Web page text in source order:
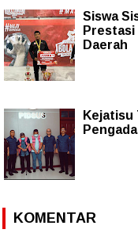
Siswa
Prestasi
Daerah
Kejatisu
KOMENTAR